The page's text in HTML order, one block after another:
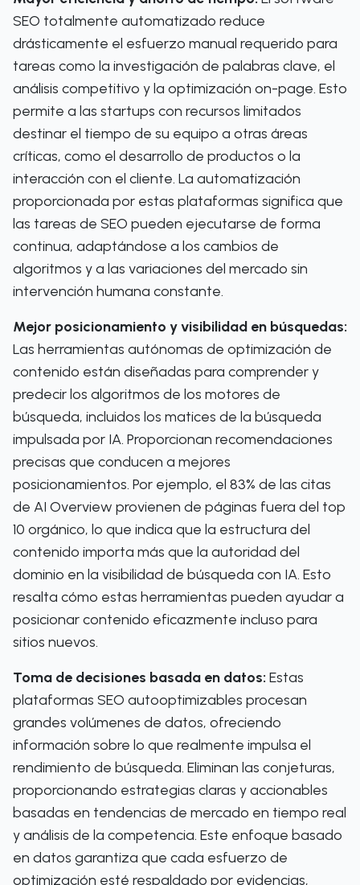
SEO totalmente automatizado reduce
drásticamente el esfuerzo manual requerido para
tareas como la investigación de palabras clave, el
análisis competitivo y la optimización on-page. Esto
permite a las startups con recursos limitados
destinar el tiempo de su equipo a otras áreas
críticas, como el desarrollo de productos o la
interacción con el cliente. La automatización
proporcionada por estas plataformas significa que
las tareas de SEO pueden ejecutarse de forma
continua, adaptándose a los cambios de
algoritmos y a las variaciones del mercado sin
intervención humana constante.
Mejor posicionamiento y visibilidad en búsquedas:
Las herramientas autónomas de optimización de
contenido están diseñadas para comprender y
predecir los algoritmos de los motores de
búsqueda, incluidos los matices de la búsqueda
impulsada por IA. Proporcionan recomendaciones
precisas que conducen a mejores
posicionamientos. Por ejemplo, el 83% de las citas
de AI Overview provienen de páginas fuera del top
10 orgánico, lo que indica que la estructura del
contenido importa más que la autoridad del
dominio en la visibilidad de búsqueda con IA. Esto
resalta cómo estas herramientas pueden ayudar a
posicionar contenido eficazmente incluso para
sitios nuevos.
Toma de decisiones basada en datos: Estas
plataformas SEO autooptimizables procesan
grandes volúmenes de datos, ofreciendo
información sobre lo que realmente impulsa el
rendimiento de búsqueda. Eliminan las conjeturas,
proporcionando estrategias claras y accionables
basadas en tendencias de mercado en tiempo real
y análisis de la competencia. Este enfoque basado
en datos garantiza que cada esfuerzo de
optimización esté respaldado por evidencias,